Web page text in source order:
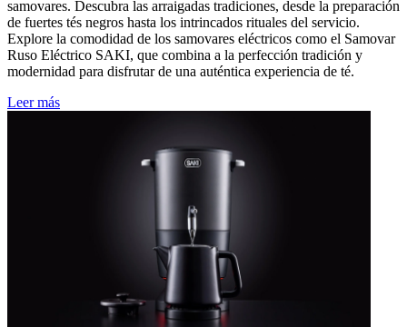
samovares. Descubra las arraigadas tradiciones, desde la preparación
de fuertes tés negros hasta los intrincados rituales del servicio.
Explore la comodidad de los samovares eléctricos como el Samovar
Ruso Eléctrico SAKI, que combina a la perfección tradición y
modernidad para disfrutar de una auténtica experiencia de té.
Leer más